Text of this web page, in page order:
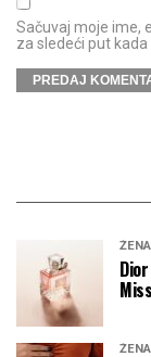
Sačuvaj moje ime,
za sledeći put